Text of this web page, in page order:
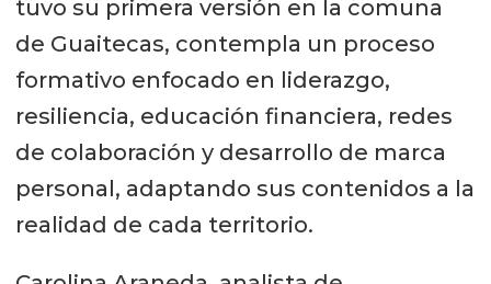
tuvo su primera versión en la comuna
de Guaitecas, contempla un proceso
formativo enfocado en liderazgo,
resiliencia, educación financiera, redes
de colaboración y desarrollo de marca
personal, adaptando sus contenidos a la
realidad de cada territorio.